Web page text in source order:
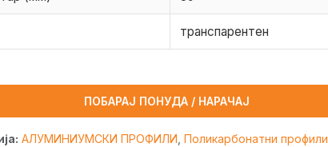
транспарентен
ПОБАРАЈ ПОНУДА / НАРАЧАЈ
АЛУМИНИУМСКИ ПРОФИЛИ Поликарбонатни профили